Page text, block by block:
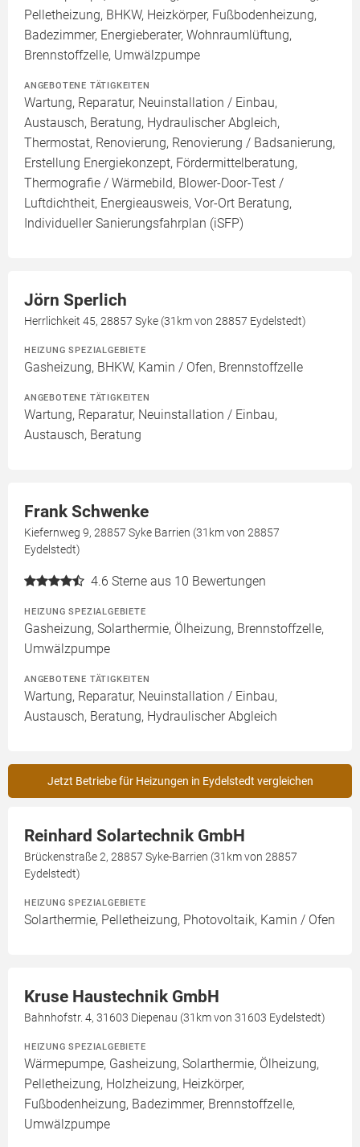
Pelletheizung, BHKW, Heizkörper, Fußbodenheizung,
Badezimmer, Energieberater, Wohnraumlüftung,
Brennstoffzelle, Umwälzpumpe
ANGEBOTENE TÄTIGKEITEN
Wartung, Reparatur, Neuinstallation / Einbau,
Austausch, Beratung, Hydraulischer Abgleich,
Thermostat, Renovierung, Renovierung / Badsanierung,
Erstellung Energiekonzept, Fördermittelberatung,
Thermografie / Wärmebild, Blower-Door-Test /
Luftdichtheit, Energieausweis, Vor-Ort Beratung,
Individueller Sanierungsfahrplan (iSFP)
Jörn Sperlich
Herrlichkeit 45, 28857 Syke (31km von 28857 Eydelstedt)
HEIZUNG SPEZIALGEBIETE
Gasheizung, BHKW, Kamin / Ofen, Brennstoffzelle
ANGEBOTENE TÄTIGKEITEN
Wartung, Reparatur, Neuinstallation / Einbau,
Austausch, Beratung
Frank Schwenke
Kiefernweg 9, 28857 Syke Barrien (31km von 28857
Eydelstedt)
4.6 Sterne aus 10 Bewertungen
HEIZUNG SPEZIALGEBIETE
Gasheizung, Solarthermie, Ölheizung, Brennstoffzelle,
Umwälzpumpe
ANGEBOTENE TÄTIGKEITEN
Wartung, Reparatur, Neuinstallation / Einbau,
Austausch, Beratung, Hydraulischer Abgleich
Jetzt Betriebe für Heizungen in Eydelstedt vergleichen
Reinhard Solartechnik GmbH
Brückenstraße 2, 28857 Syke-Barrien (31km von 28857
Eydelstedt)
HEIZUNG SPEZIALGEBIETE
Solarthermie, Pelletheizung, Photovoltaik, Kamin / Ofen
Kruse Haustechnik GmbH
Bahnhofstr. 4, 31603 Diepenau (31km von 31603 Eydelstedt)
HEIZUNG SPEZIALGEBIETE
Wärmepumpe, Gasheizung, Solarthermie, Ölheizung,
Pelletheizung, Holzheizung, Heizkörper,
Fußbodenheizung, Badezimmer, Brennstoffzelle,
Umwälzpumpe